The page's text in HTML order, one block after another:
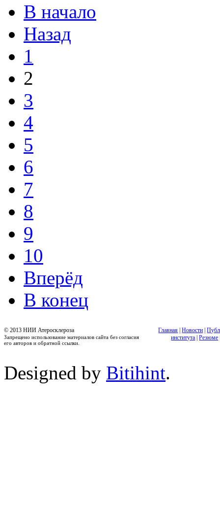
В начало
Назад
1
2
3
4
5
6
7
8
9
10
Вперёд
В конец
© 2013 НИИ Атеросклероза
Запрещено использование материалов сайта без согласия
его авторов и обратной ссылки.
Главная |Новости |
института |Резюме
Designed by Bitihint.